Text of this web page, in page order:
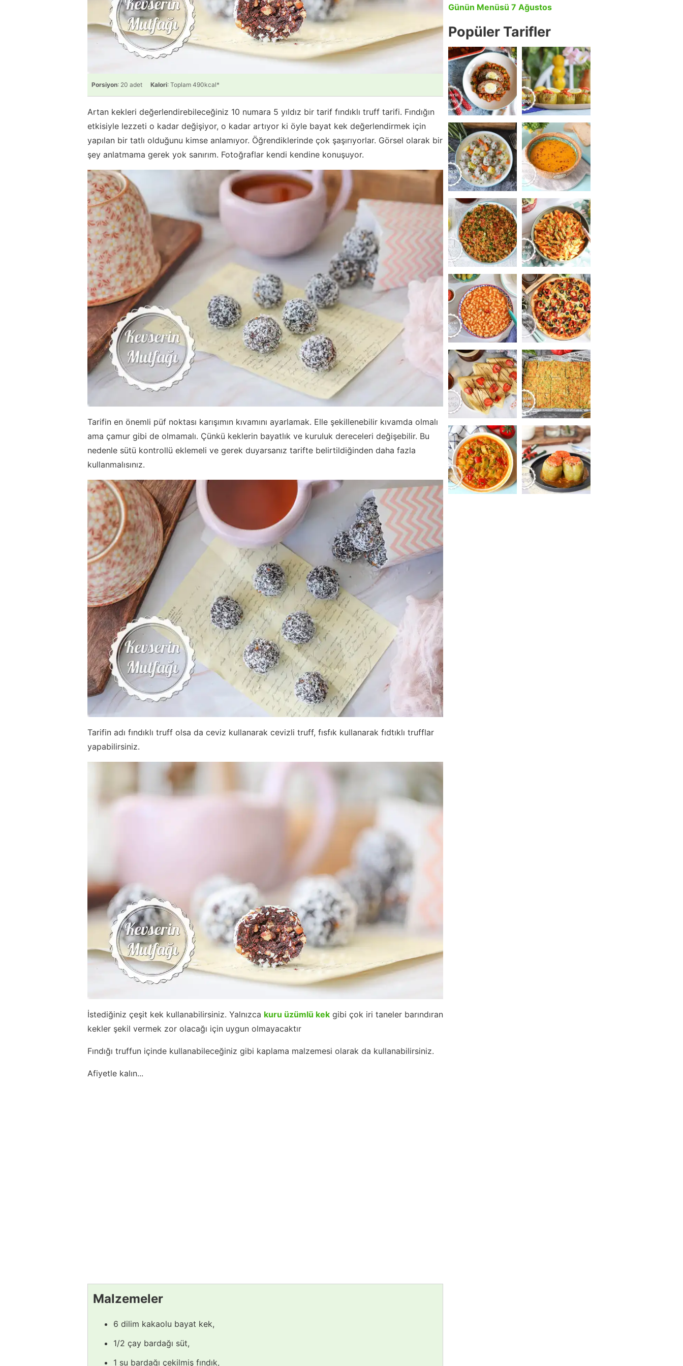
Porsiyon: 20 adet Kalori: Toplam 490kcal*
Artan kekleri değerlendirebileceğiniz 10 numara 5 yıldız bir tarif fındıklı truff tarifi. Fındığın
etkisiyle lezzeti o kadar değişiyor, o kadar artıyor ki öyle bayat kek değerlendirmek için
yapılan bir tatlı olduğunu kimse anlamıyor. Öğrendiklerinde çok şaşırıyorlar. Görsel olarak bir
şey anlatmama gerek yok sanırım. Fotoğraflar kendi kendine konuşuyor.
Tarifin en önemli püf noktası karışımın kıvamını ayarlamak. Elle şekillenebilir kıvamda olmalı
ama çamur gibi de olmamalı. Çünkü keklerin bayatlık ve kuruluk dereceleri değişebilir. Bu
nedenle sütü kontrollü eklemeli ve gerek duyarsanız tarifte belirtildiğinden daha fazla
kullanmalısınız.
Tarifin adı fındıklı truff olsa da ceviz kullanarak cevizli truff, fısfık kullanarak fıdtıklı trufflar
yapabilirsiniz.
İstediğiniz çeşit kek kullanabilirsiniz. Yalnızca kuru üzümlü kek gibi çok iri taneler barındıran
kekler şekil vermek zor olacağı için uygun olmayacaktır
Fındığı truffun içinde kullanabileceğiniz gibi kaplama malzemesi olarak da kullanabilirsiniz.
Afiyetle kalın...
Malzemeler
6 dilim kakaolu bayat kek,
1/2 çay bardağı süt,
1 su bardağı çekilmiş fındık,
Günün Menüsü 7 Ağustos
Popüler Tarifler